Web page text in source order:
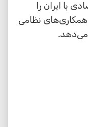
با ایران را
نظامی